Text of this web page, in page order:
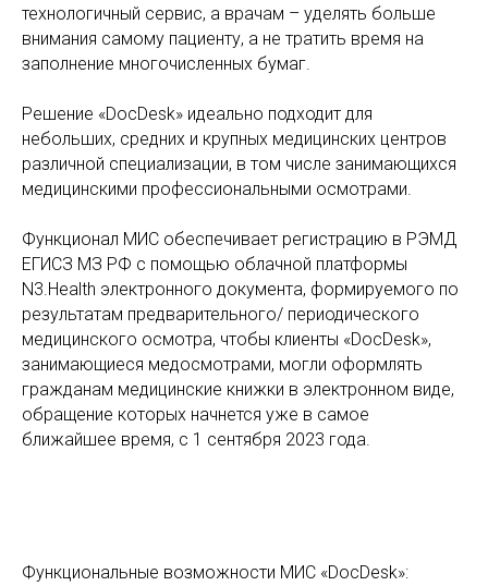
технологичный сервис, а врачам – уделять больше
внимания самому пациенту, а не тратить время на
заполнение многочисленных бумаг.
Решение «DocDesk» идеально подходит для
небольших, средних и крупных медицинских центров
различной специализации, в том числе занимающихся
медицинскими профессиональными осмотрами.
Функционал МИС обеспечивает регистрацию в РЭМД
ЕГИСЗ МЗ РФ с помощью облачной платформы
N3.Health электронного документа, формируемого по
результатам предварительного/ периодического
медицинского осмотра, чтобы клиенты «DocDesk»,
занимающиеся медосмотрами, могли оформлять
гражданам медицинские книжки в электронном виде,
обращение которых начнется уже в самое
ближайшее время, с 1 сентября 2023 года.
Функциональные возможности МИС «DocDesk»: